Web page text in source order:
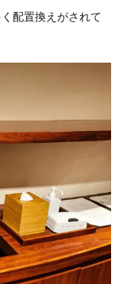
配置換えがされて